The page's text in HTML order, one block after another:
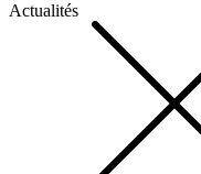
Actualités